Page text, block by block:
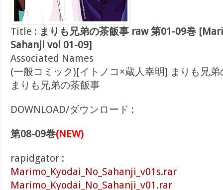
Title : まりも兄弟の茶飯事 raw 第01-09巻
Sahanji vol 01-09]
Associated Names
(一般コミック)[イトノコ×蔵人幸明] まりも兄弟
まりも兄弟の茶飯事
DOWNLOAD/ダウンロード :
第08-09巻(NEW)
rapidgator :
Marimo_Kyodai_No_Sahanji_v01s.rar
Marimo_Kyodai_No_Sahanji_v01.rar